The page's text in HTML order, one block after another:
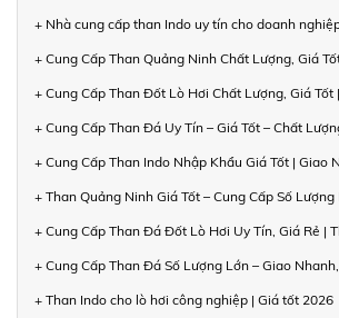
+ Nhà cung cấp than Indo uy tín cho doanh
+ Cung Cấp Than Quảng Ninh Chất Lượng, Giá
+ Cung Cấp Than Đốt Lò Hơi Chất Lượng, Giá Tốt
+ Cung Cấp Than Đá Uy Tín – Giá Tốt – Chất
+ Cung Cấp Than Indo Nhập Khẩu Giá Tốt | Giao
+ Than Quảng Ninh Giá Tốt – Cung Cấp Số Lượng
+ Cung Cấp Than Đá Đốt Lò Hơi Uy Tín, Giá Rẻ |
+ Cung Cấp Than Đá Số Lượng Lớn – Giao
+ Than Indo cho lò hơi công nghiệp | Giá tốt 2026